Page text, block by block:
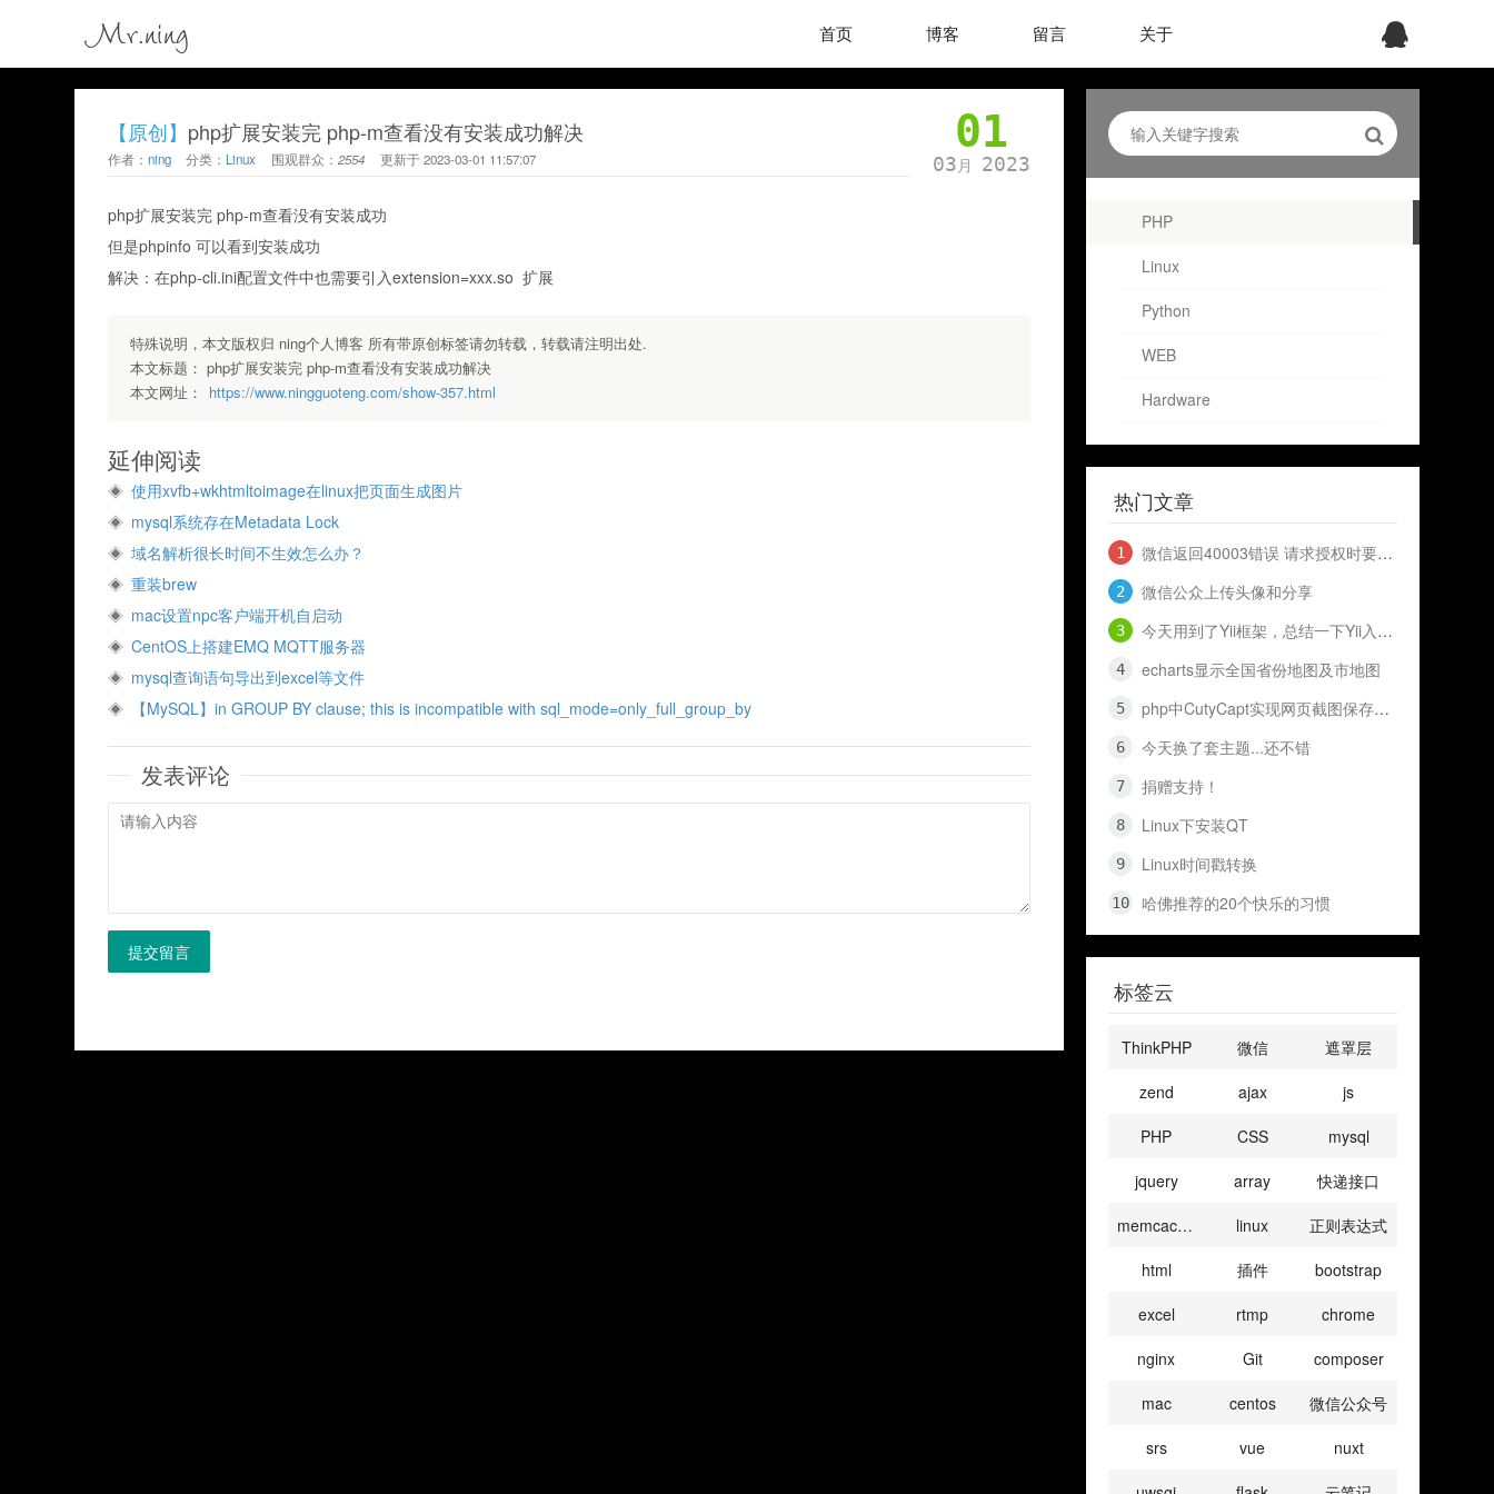
Mr.ning 首页 博客 留言 关于
【原创】 php扩展安装完 php-m查看没有安装成功解决
作者：ning 分类： Linux 围观群众：2554 更新于2023-03-01 11:57:07
01
03 月 2023
php扩展安装完 php-m查看没有安装成功
但是phpinfo 可以看到安装成功
解决：在php-cli.ini配置文件中也需要引入extension=xxx.so 扩展
特殊说明，本文版权归 ning个人博客 所有带原创标签请勿转载，转载请注明出处.
本文标题：php扩展安装完 php-m查看没有安装成功解决
本文网址：
https://www.ningguoteng.com/show-357.html
延伸阅读
使用xvfb+wkhtmltoimage在linux把页面生成图片
mysql系统存在Metadata Lock
域名解析很长时间不生效怎么办？
重装brew
mac设置npc客户端开机自启动
CentOS上搭建EMQ MQTT服务器
mysql查询语句导出到excel等文件
【MySQL】in GROUP BY clause; this is incompatible with sql_mode=only_full_group_by
发表评论
提交留言
PHP
Linux
Python
WEB
Hardware
热门文章
微信返回40003错误 请求授权时要到openid 和 access_token
微信公众上传头像和分享
今天用到了Yii框架，总结一下Yii入门知识，十分钟入门Yii
echarts显示全国省份地图及市地图
php中CutyCapt实现网页截图保存代码（网页快照）
今天换了套主题...还不错
捐赠支持！
Linux下安装QT
Linux时间戳转换
哈佛推荐的20个快乐的习惯
标签云
ThinkPHP 微信
遮罩层
zend
ajax
js
PHP
CSS
mysql
jquery
array
快递接口
memcached
linux
正则表达式
html
插件
bootstrap
excel
rtmp
chrome
nginx
Git
composer
mac
centos
微信公众号
srs
vue
nuxt